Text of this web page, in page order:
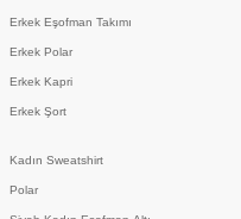
Erkek Eşofman Takımı
Erkek Polar
Erkek Kapri
Erkek Şort
Kadın Sweatshirt
Polar